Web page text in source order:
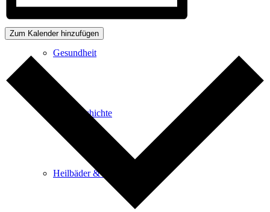
Gesundheit
Stadtgeschichte
Heilbäder & Kurorte
Zum Kalender hinzufügen